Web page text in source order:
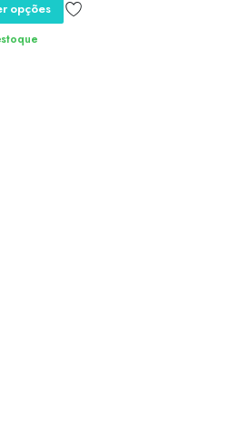
gelo casual, Havaí
opções